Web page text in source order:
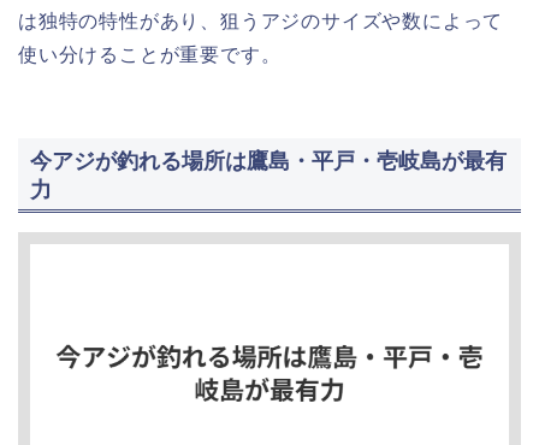
は独特の特性があり、狙うアジのサイズや数によって
使い分けることが重要です。
今アジが釣れる場所は鷹島・平戸・壱岐島が最有
力